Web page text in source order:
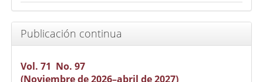
Publicación continua
Vol. 71 No. 97
(Noviembre de 2026–abril de 2027)